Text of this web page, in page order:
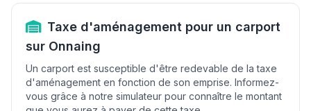
Taxe d'aménagement pour un carport
sur Onnaing
Un carport est susceptible d'être redevable de la taxe
d'aménagement en fonction de son emprise. Informez-
vous grâce à notre simulateur pour connaître le montant